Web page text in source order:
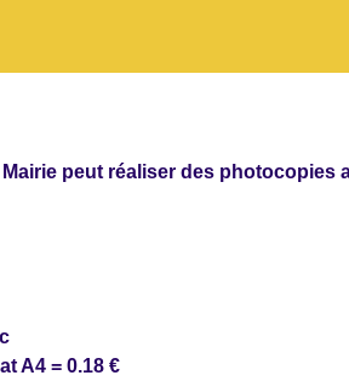
Mairie peut réaliser des photocopies
= 0.18 €